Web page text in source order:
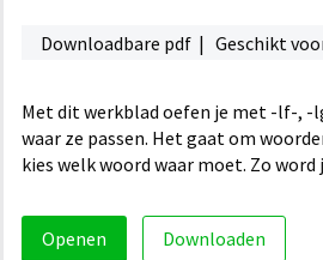
Downloadbare pdf | Geschikt
Met dit werkblad oefen je met -lf-,
waar ze passen. Het gaat om
kies welk woord waar moet. Zo
Openen Downloaden